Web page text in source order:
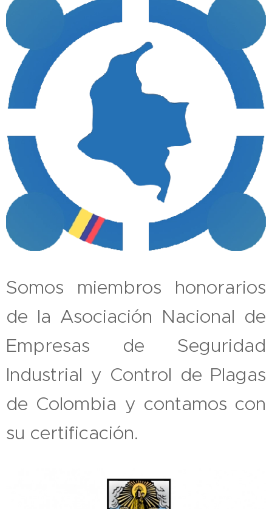
Somos miembros honorarios
de la Asociación Nacional de
Empresas de Seguridad
Industrial y Control de Plagas
de Colombia y contamos con
su certificación.